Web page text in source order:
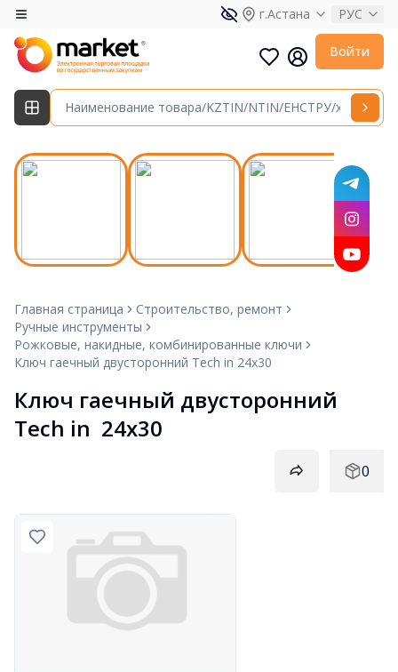
г.Астана РУС
Войти
Главная страница
Строительство, ремонт
Ручные инструменты
Рожковые, накидные, комбинированные ключи
Ключ гаечный двусторонний Tech in 24х30
Ключ гаечный двусторонний
Tech in  24х30
0